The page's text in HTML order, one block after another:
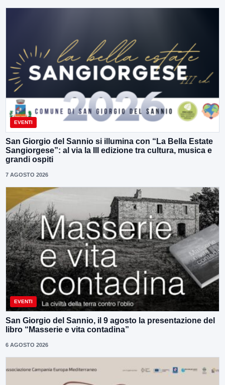
EVENTI
San Giorgio del Sannio si illumina con “La Bella Estate
Sangiorgese”: al via la III edizione tra cultura, musica e
grandi ospiti
7 AGOSTO 2026
EVENTI
San Giorgio del Sannio, il 9 agosto la presentazione del
libro “Masserie e vita contadina”
6 AGOSTO 2026